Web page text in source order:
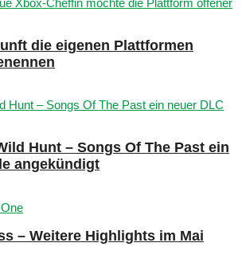
die eigenen Plattformen
Hunt – Songs Of The Past ein
angekündigt
– Weitere Highlights im Mai